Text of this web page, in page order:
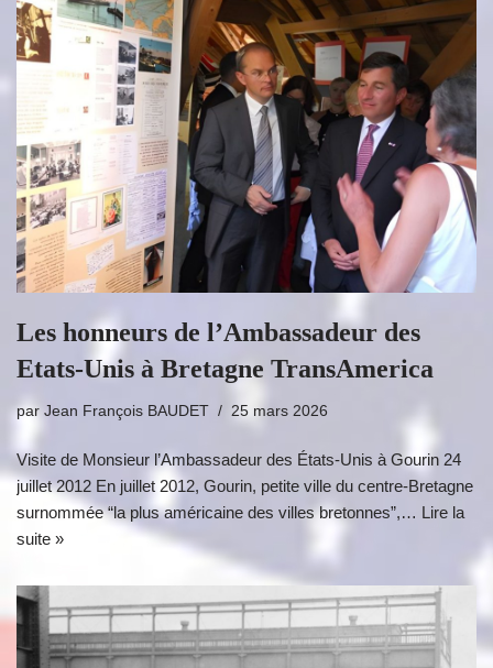
Les honneurs de l’Ambassadeur des
Etats-Unis à Bretagne TransAmerica
par Jean François BAUDET 25 mars 2026
Visite de Monsieur l’Ambassadeur des États-Unis à Gourin 24
juillet 2012 En juillet 2012, Gourin, petite ville du centre-Bretagne
surnommée “la plus américaine des villes bretonnes”,… Lire la
suite »